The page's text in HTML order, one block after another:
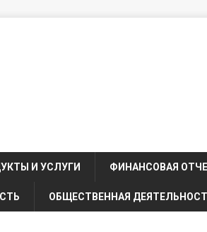
И УСЛУГИ ФИНАНСОВАЯ
ОБЩЕСТВЕННАЯ